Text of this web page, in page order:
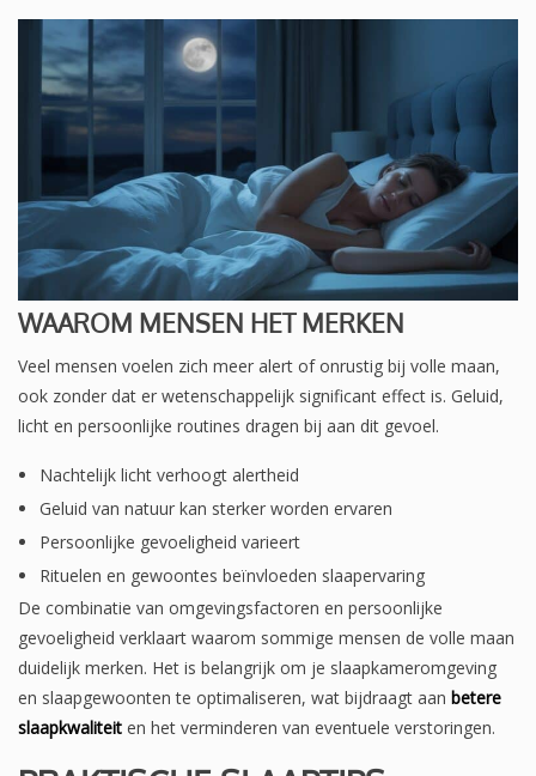
WAAROM MENSEN HET MERKEN
Veel mensen voelen zich meer alert of onrustig bij volle maan,
ook zonder dat er wetenschappelijk significant effect is. Geluid,
licht en persoonlijke routines dragen bij aan dit gevoel.
Nachtelijk licht verhoogt alertheid
Geluid van natuur kan sterker worden ervaren
Persoonlijke gevoeligheid varieert
Rituelen en gewoontes beïnvloeden slaapervaring
De combinatie van omgevingsfactoren en persoonlijke
gevoeligheid verklaart waarom sommige mensen de volle maan
duidelijk merken. Het is belangrijk om je slaapkameromgeving
en slaapgewoonten te optimaliseren, wat bijdraagt aan betere
slaapkwaliteit en het verminderen van eventuele verstoringen.